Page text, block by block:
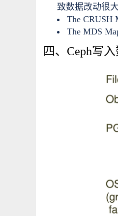
致数据改动很
The CRUSH
The MDS
四、Ceph写